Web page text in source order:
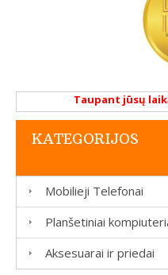
Taupant jūsų
KATEGORIJOS
Mobilieji Telefonai
Planšetiniai
Aksesuarai ir priedai